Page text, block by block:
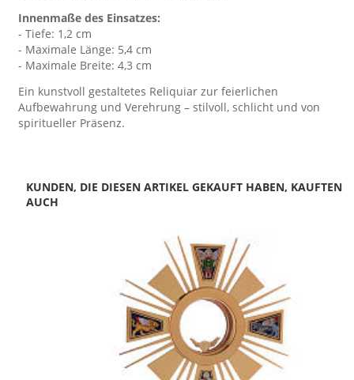
Innenmaße des Einsatzes:
- Tiefe: 1,2 cm
- Maximale Länge: 5,4 cm
- Maximale Breite: 4,3 cm
Ein kunstvoll gestaltetes Reliquiar zur feierlichen
Aufbewahrung und Verehrung – stilvoll, schlicht und von
spiritueller Präsenz.
KUNDEN, DIE DIESEN ARTIKEL GEKAUFT HABEN, KAUFTEN
AUCH